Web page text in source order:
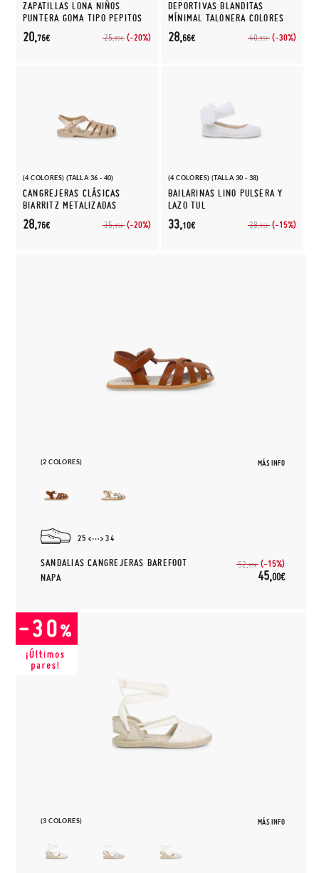
ZAPATILLAS LONA NIÑOS
PUNTERA GOMA TIPO PEPITOS
25,95€ (-20%)
20,76€
DEPORTIVAS BLANDITAS
MÍNIMAL TALONERA COLORES
40,95€ (-30%)
28,66€
(4 COLORES) (TALLA 36 - 40)
CANGREJERAS CLÁSICAS
BIARRITZ METALIZADAS
35,95€ (-20%)
28,76€
(4 COLORES) (TALLA 30 - 38)
BAILARINAS LINO PULSERA Y
LAZO TUL
38,95€ (-15%)
33,10€
(2 COLORES) MÁS INFO
25 34
SANDALIAS CANGREJERAS BAREFOOT
NAPA
52,95€ (-15%)
45,00€
(3 COLORES) MÁS INFO